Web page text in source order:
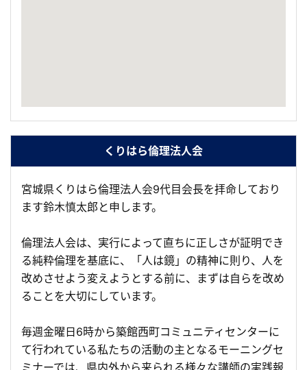
くりはら倫理法人会
宮城県くりはら倫理法人会9代目会長を拝命しており
ます鈴木慎太郎と申します。
倫理法人会は、実行によって直ちに正しさが証明でき
る純粋倫理を基底に、「人は鏡」の精神に則り、人を
改めさせよう変えようとする前に、まずは自らを改め
ることを大切にしています。
毎週金曜日6時から築館西町コミュニティセンターに
て行われている私たちの活動の主となるモーニングセ
ミナーでは、県内外から来られる様々な講師の実践報